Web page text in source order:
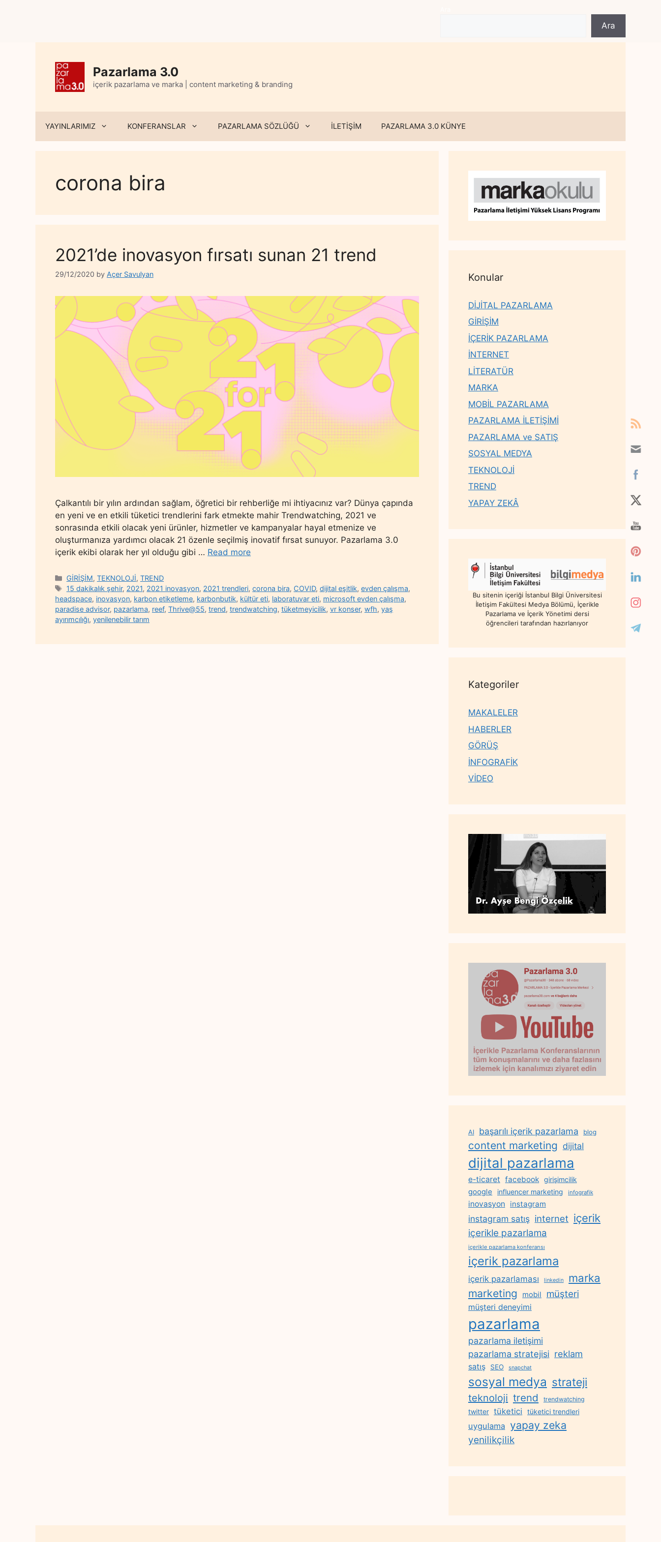
Ara
Pazarlama 3.0
içerik pazarlama ve marka | content marketing & branding
YAYINLARIMIZ KONFERANSLAR PAZARLAMA SÖZLÜĞÜ İLETİŞİM PAZARLAMA 3.0 KÜNYE
corona bira
2021’de inovasyon fırsatı sunan 21 trend
29/12/2020 by Açer Savulyan
Çalkantılı bir yılın ardından sağlam, öğretici bir rehberliğe mi ihtiyacınız var? Dünya çapında
en yeni ve en etkili tüketici trendlerini fark etmekte mahir Trendwatching, 2021 ve
sonrasında etkili olacak yeni ürünler, hizmetler ve kampanyalar hayal etmenize ve
oluşturmanıza yardımcı olacak 21 özenle seçilmiş inovatif fırsat sunuyor. Pazarlama 3.0
içerik ekibi olarak her yıl olduğu gibi … Read more
Categories
GİRİŞİM,TEKNOLOJİ,TREND
Tags
15 dakikalık şehir, 2021, 2021 inovasyon, 2021 trendleri,corona bira, COVID,dijital eşitlik,evden çalışma,
headspace, inovasyon, karbon etiketleme, karbonbutik, kültür eti, laboratuvar eti, microsoft evden çalışma,
paradise advisor, pazarlama, reef, Thrive@55, trend, trendwatching, tüketmeyicilik, vr konser, wfh, yaş
ayırımcılığı, yenilenebilir tarım
Konular
DİJİTAL PAZARLAMA
GİRİŞİM
İÇERİK PAZARLAMA
İNTERNET
LİTERATÜR
MARKA
MOBİL PAZARLAMA
PAZARLAMA İLETİŞİMİ
PAZARLAMA ve SATIŞ
SOSYAL MEDYA
TEKNOLOJİ
TREND
YAPAY ZEKÂ
Bu sitenin içeriği İstanbul Bilgi Üniversitesi
İletişim Fakültesi Medya Bölümü, İçerikle
Pazarlama ve İçerik Yönetimi dersi
öğrencileri tarafından hazırlanıyor
Kategoriler
MAKALELER
HABERLER
GÖRÜŞ
İNFOGRAFİK
VİDEO
AI başarılı içerik pazarlama blog
content marketing dijital
dijital pazarlama
e-ticaret facebook girişimcilik
google influencer marketing infografik
inovasyon instagram
instagram satış internet içerik
içerikle pazarlama
içerikle pazarlama konferansı
içerik pazarlama
içerik pazarlaması linkedin marka
marketing mobil müşteri
müşteri deneyimi
pazarlama
pazarlama iletişimi
pazarlama stratejisi reklam
satış SEO snapchat
sosyal medya strateji
teknoloji trend trendwatching
twitter tüketici tüketici trendleri
uygulama yapay zeka
yenilikçilik